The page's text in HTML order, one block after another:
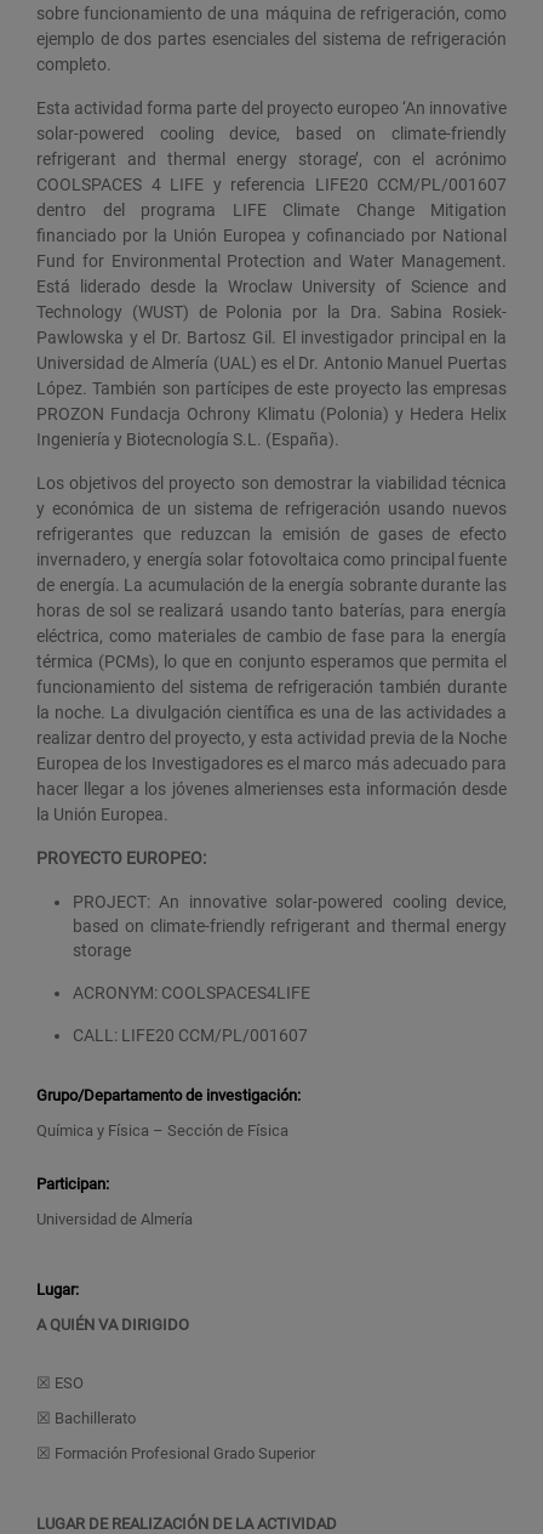
sobre funcionamiento de una máquina de refrigeración, como
ejemplo de dos partes esenciales del sistema de refrigeración
completo.
Esta actividad forma parte del proyecto europeo ‘An innovative
solar-powered cooling device, based on climate-friendly
refrigerant and thermal energy storage’, con el acrónimo
COOLSPACES 4 LIFE y referencia LIFE20 CCM/PL/001607
dentro del programa LIFE Climate Change Mitigation
financiado por la Unión Europea y cofinanciado por National
Fund for Environmental Protection and Water Management.
Está liderado desde la Wroclaw University of Science and
Technology (WUST) de Polonia por la Dra. Sabina Rosiek-
Pawlowska y el Dr. Bartosz Gil. El investigador principal en la
Universidad de Almería (UAL) es el Dr. Antonio Manuel Puertas
López. También son partícipes de este proyecto las empresas
PROZON Fundacja Ochrony Klimatu (Polonia) y Hedera Helix
Ingeniería y Biotecnología S.L. (España).
Los objetivos del proyecto son demostrar la viabilidad técnica
y económica de un sistema de refrigeración usando nuevos
refrigerantes que reduzcan la emisión de gases de efecto
invernadero, y energía solar fotovoltaica como principal fuente
de energía. La acumulación de la energía sobrante durante las
horas de sol se realizará usando tanto baterías, para energía
eléctrica, como materiales de cambio de fase para la energía
térmica (PCMs), lo que en conjunto esperamos que permita el
funcionamiento del sistema de refrigeración también durante
la noche. La divulgación científica es una de las actividades a
realizar dentro del proyecto, y esta actividad previa de la Noche
Europea de los Investigadores es el marco más adecuado para
hacer llegar a los jóvenes almerienses esta información desde
la Unión Europea.
PROYECTO EUROPEO:
PROJECT: An innovative solar-powered cooling device,
based on climate-friendly refrigerant and thermal energy
storage
ACRONYM: COOLSPACES4LIFE
CALL: LIFE20 CCM/PL/001607
Grupo/Departamento de investigación:
Química y Física – Sección de Física
Participan:
Universidad de Almería
Lugar:
A QUIÉN VA DIRIGIDO
☒ ESO
☒ Bachillerato
☒ Formación Profesional Grado Superior
LUGAR DE REALIZACIÓN DE LA ACTIVIDAD